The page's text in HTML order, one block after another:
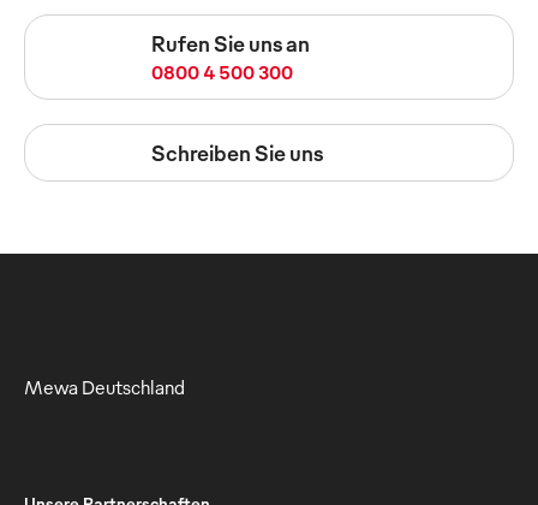
Rufen Sie uns an
0800 4 500 300
Schreiben Sie uns
Mewa Deutschland